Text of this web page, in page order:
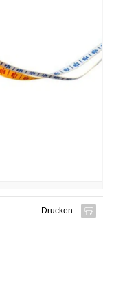
Drucken: